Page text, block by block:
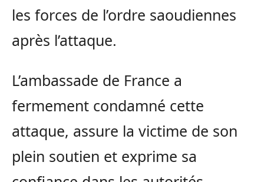
les forces de l’ordre saoudiennes
après l’attaque.
L’ambassade de France a
fermement condamné cette
attaque, assure la victime de son
plein soutien et exprime sa